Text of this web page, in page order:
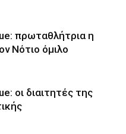
πρωταθλήτρια η
Νότιο όμιλο
οι διαιτητές της